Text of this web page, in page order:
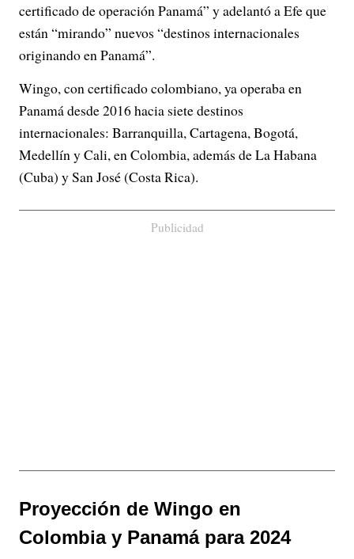
certificado de operación Panamá” y adelantó a Efe que
están “mirando” nuevos “destinos internacionales
originando en Panamá”.
Wingo, con certificado colombiano, ya operaba en
Panamá desde 2016 hacia siete destinos
internacionales: Barranquilla, Cartagena, Bogotá,
Medellín y Cali, en Colombia, además de La Habana
(Cuba) y San José (Costa Rica).
Publicidad
Proyección de Wingo en
Colombia y Panamá para 2024